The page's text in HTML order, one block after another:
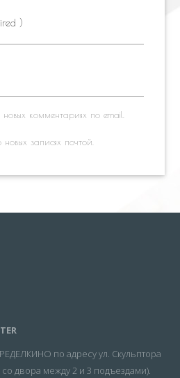
комментариях по email.
новых записях почтой.
по адресу ул. Скульптора
со двора между 2 и 3 подъездами).